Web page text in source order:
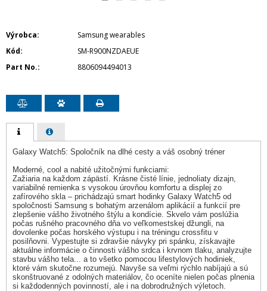
Výrobca
Samsung wearables
Kód
SM-R900NZDAEUE
Part No.
8806094494013
Galaxy Watch5: Spoločník na dlhé cesty a váš osobný tréner
Moderné, cool a nabité užitočnými funkciami:
Zažiaria na každom zápästí. Krásne čisté línie, jednoliaty dizajn,
variabilné remienka s vysokou úrovňou komfortu a displej zo
zafírového skla – prichádzajú smart hodinky Galaxy Watch5 od
spoločnosti Samsung s bohatým arzenálom aplikácií a funkcií pre
zlepšenie vášho životného štýlu a kondície. Skvelo vám poslúžia
počas rušného pracovného dňa vo veľkomestskej džungli, na
dovolenke počas horského výstupu i na tréningu crossfitu v
posilňovni. Vypestujte si zdravšie návyky pri spánku, získavajte
aktuálne informácie o činnosti vášho srdca i krvnom tlaku, analyzujte
stavbu vášho tela... a to všetko pomocou lifestylových hodiniek,
ktoré vám skutočne rozumejú. Navyše sa veľmi rýchlo nabíjajú a sú
skonštruované z odolných materiálov, čo oceníte nielen počas plnenia
si každodenných povinností, ale i na dobrodružných výletoch.